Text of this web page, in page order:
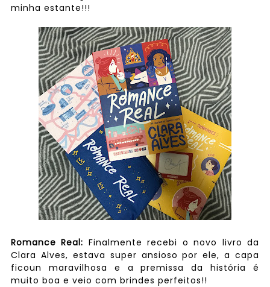
minha estante!!!
Romance Real: Finalmente recebi o novo livro da
Clara Alves, estava super ansioso por ele, a capa
ficoun maravilhosa e a premissa da história é
muito boa e veio com brindes perfeitos!!